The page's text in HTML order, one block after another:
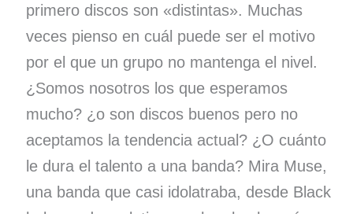
primero discos son «distintas». Muchas
veces pienso en cuál puede ser el motivo
por el que un grupo no mantenga el nivel.
¿Somos nosotros los que esperamos
mucho? ¿o son discos buenos pero no
aceptamos la tendencia actual? ¿O cuánto
le dura el talento a una banda? Mira Muse,
una banda que casi idolatraba, desde Black